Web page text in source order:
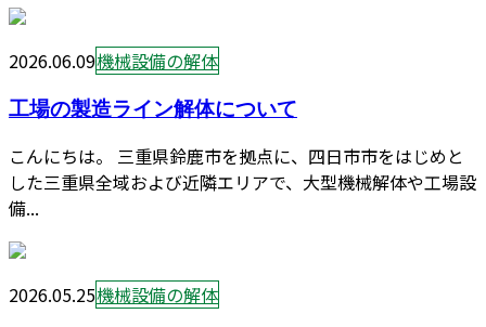
2026.06.09機械設備の解体
工場の製造ライン解体について
こんにちは。 三重県鈴鹿市を拠点に、四日市市をはじめと
した三重県全域および近隣エリアで、大型機械解体や工場設
備...
2026.05.25機械設備の解体